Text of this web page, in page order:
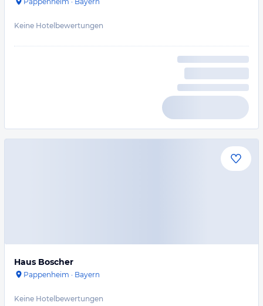
Keine Hotelbewertungen
Haus Boscher
Pappenheim · Bayern
Keine Hotelbewertungen